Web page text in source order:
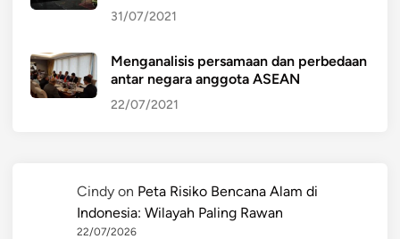
31/07/2021
Menganalisis persamaan dan perbedaan
antar negara anggota ASEAN
22/07/2021
Cindy on Peta Risiko Bencana Alam di
Indonesia: Wilayah Paling Rawan
22/07/2026